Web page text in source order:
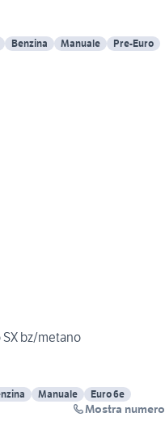
Benzina Manuale Pre-Euro
SX bz/metano
Manuale
Euro 6e
Mostra numero